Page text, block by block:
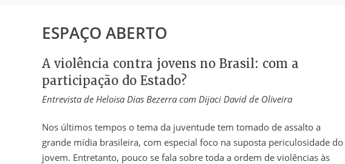
ESPAÇO ABERTO
A violência contra jovens no Brasil: com a
participação do Estado?
Entrevista de Heloisa Dias Bezerra com Dijaci David de Oliveira
Nos últimos tempos o tema da juventude tem tomado de assalto a
grande mídia brasileira, com especial foco na suposta periculosidade do
jovem. Entretanto, pouco se fala sobre toda a ordem de violências às